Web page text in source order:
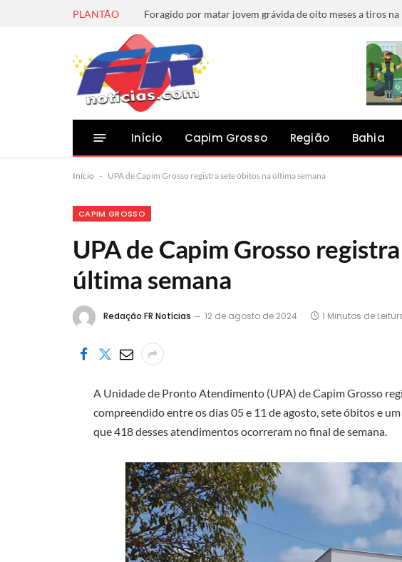
PLANTÃO
Início Capim Grosso Região Bahia
Início - UPA de Capim Grosso registra sete óbitos na última semana
CAPIM GROSSO
UPA de Capim Grosso
última semana
Redação FR Notícias 12 de agosto de 2024 1 Minutos de
A Unidade de Pronto Atendimento (UPA) de Capim Grosso
compreendido entre os dias 05 e 11 de agosto, sete óbitos e
que 418 desses atendimentos ocorreram no final de semana.